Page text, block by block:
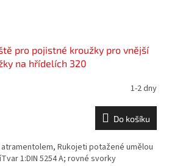
pro pojistné kroužky pro vnější
na hřídelích 320
1-2 dny
Do košíku
Rukojeti potažené umělou
1:DIN 5254 A; rovné svorky